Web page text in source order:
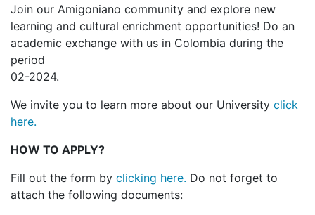
Join our Amigoniano community and explore new
learning and cultural enrichment opportunities! Do an
academic exchange with us in Colombia during the
period
02-2024.
We invite you to learn more about our University click
here.
HOW TO APPLY?
Fill out the form by clicking here. Do not forget to
attach the following documents: